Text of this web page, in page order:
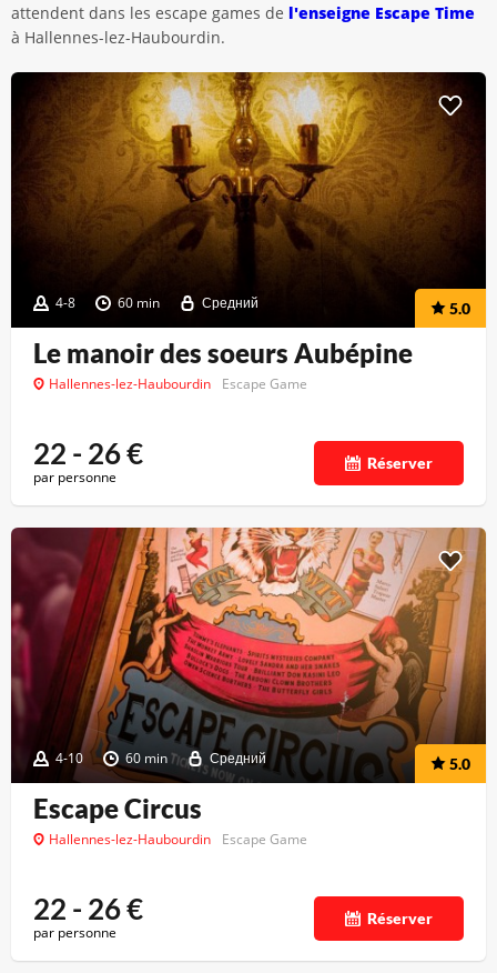
attendent dans les escape games de l'enseigne Escape Time
à Hallennes-lez-Haubourdin.
4-8 60 min Средний 5.0
Le manoir des soeurs Aubépine
Hallennes-lez-Haubourdin Escape Game
22 - 26€
par personne
Réserver
4-10 60 min Средний 5.0
Escape Circus
Hallennes-lez-Haubourdin Escape Game
22 - 26€
par personne
Réserver